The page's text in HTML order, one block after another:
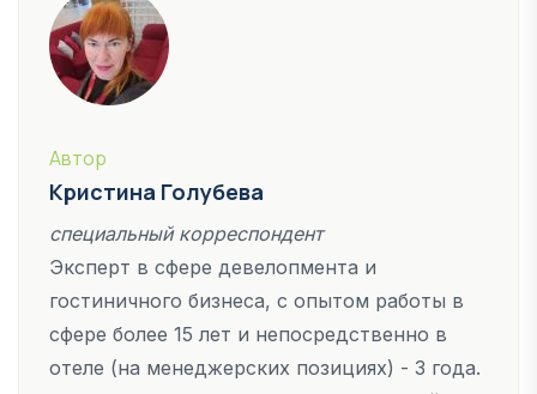
Автор
Кристина Голубева
специальный корреспондент
Эксперт в сфере девелопмента и
гостиничного бизнеса, с опытом работы в
сфере более 15 лет и непосредственно в
отеле (на менеджерских позициях) - 3 года.